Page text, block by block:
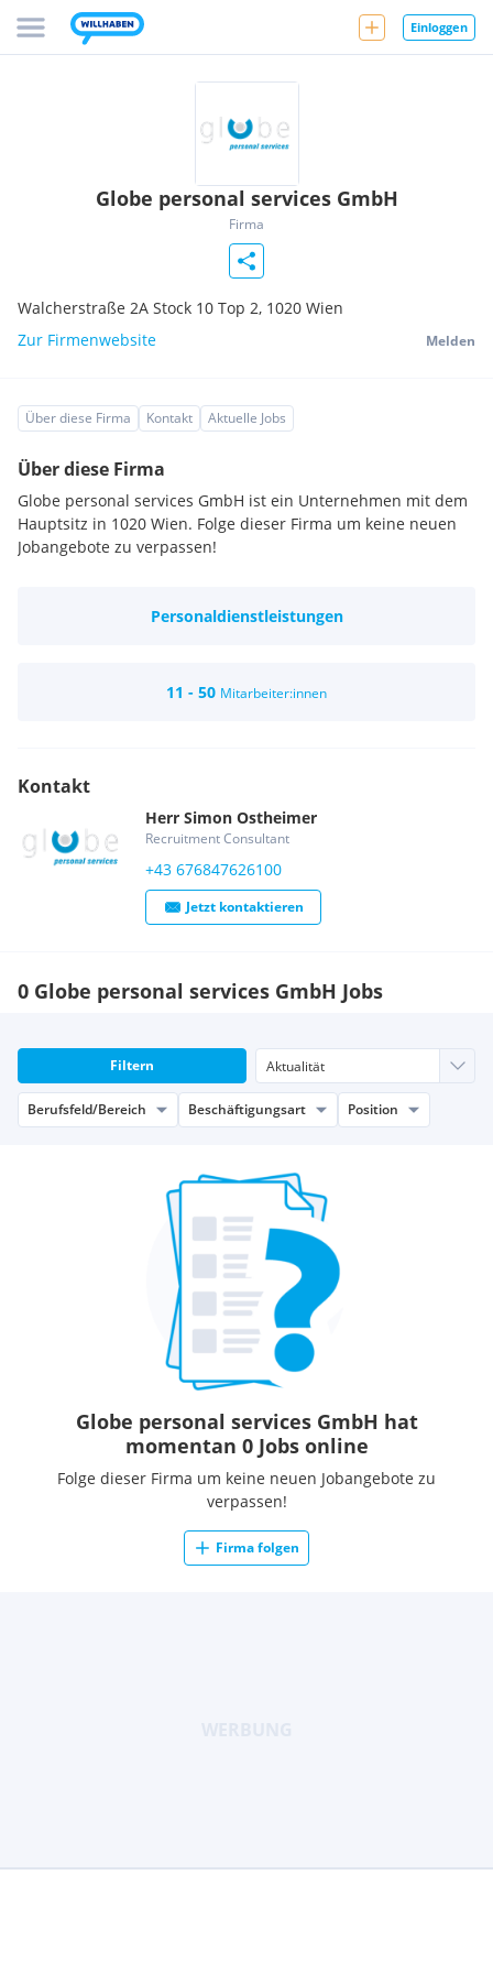
Einloggen
Globe personal services GmbH
Firma
Walcherstraße 2A Stock 10 Top 2, 1020 Wien
Zur Firmenwebsite
Melden
Über diese Firma Kontakt Aktuelle Jobs
Über diese Firma
Globe personal services GmbH ist ein Unternehmen mit dem
Hauptsitz in 1020 Wien. Folge dieser Firma um keine neuen
Jobangebote zu verpassen!
Personaldienstleistungen
11 - 50 Mitarbeiter:innen
Kontakt
Herr Simon Ostheimer
Recruitment Consultant
+43 676847626100
Jetzt kontaktieren
0 Globe personal services GmbH Jobs
Filtern
Berufsfeld/Bereich Beschäftigungsart Position
Globe personal services GmbH hat
momentan 0 Jobs online
Folge dieser Firma um keine neuen Jobangebote zu
verpassen!
Firma folgen